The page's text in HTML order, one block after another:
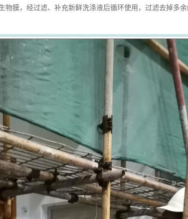
膜，经过滤、补充新鲜洗涤液后循环使用，过滤去掉多